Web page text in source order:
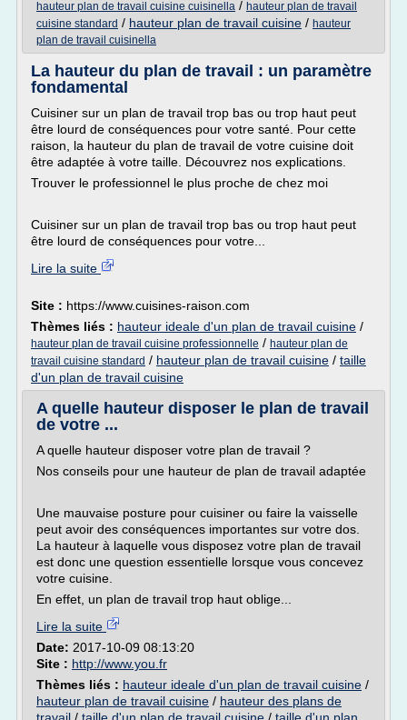
hauteur plan de travail cuisine cuisinella / hauteur plan de travail
cuisine standard / hauteur plan de travail cuisine / hauteur
plan de travail cuisinella
La hauteur du plan de travail : un paramètre
fondamental
Cuisiner sur un plan de travail trop bas ou trop haut peut
être lourd de conséquences pour votre santé. Pour cette
raison, la hauteur du plan de travail de votre cuisine doit
être adaptée à votre taille. Découvrez nos explications.
Trouver le professionnel le plus proche de chez moi
Cuisiner sur un plan de travail trop bas ou trop haut peut
être lourd de conséquences pour votre...
Lire la suite
Site : https://www.cuisines-raison.com
Thèmes liés : hauteur ideale d'un plan de travail cuisine /
hauteur plan de travail cuisine professionnelle / hauteur plan de
travail cuisine standard / hauteur plan de travail cuisine / taille
d'un plan de travail cuisine
A quelle hauteur disposer le plan de travail
de votre ...
A quelle hauteur disposer votre plan de travail ?
Nos conseils pour une hauteur de plan de travail adaptée
Une mauvaise posture pour cuisiner ou faire la vaisselle
peut avoir des conséquences importantes sur votre dos.
La hauteur à laquelle vous disposez votre plan de travail
est donc une question essentielle lorsque vous concevez
votre cuisine.
En effet, un plan de travail trop haut oblige...
Lire la suite
Date: 2017-10-09 08:13:20
Site : http://www.you.fr
Thèmes liés : hauteur ideale d'un plan de travail cuisine /
hauteur plan de travail cuisine / hauteur des plans de